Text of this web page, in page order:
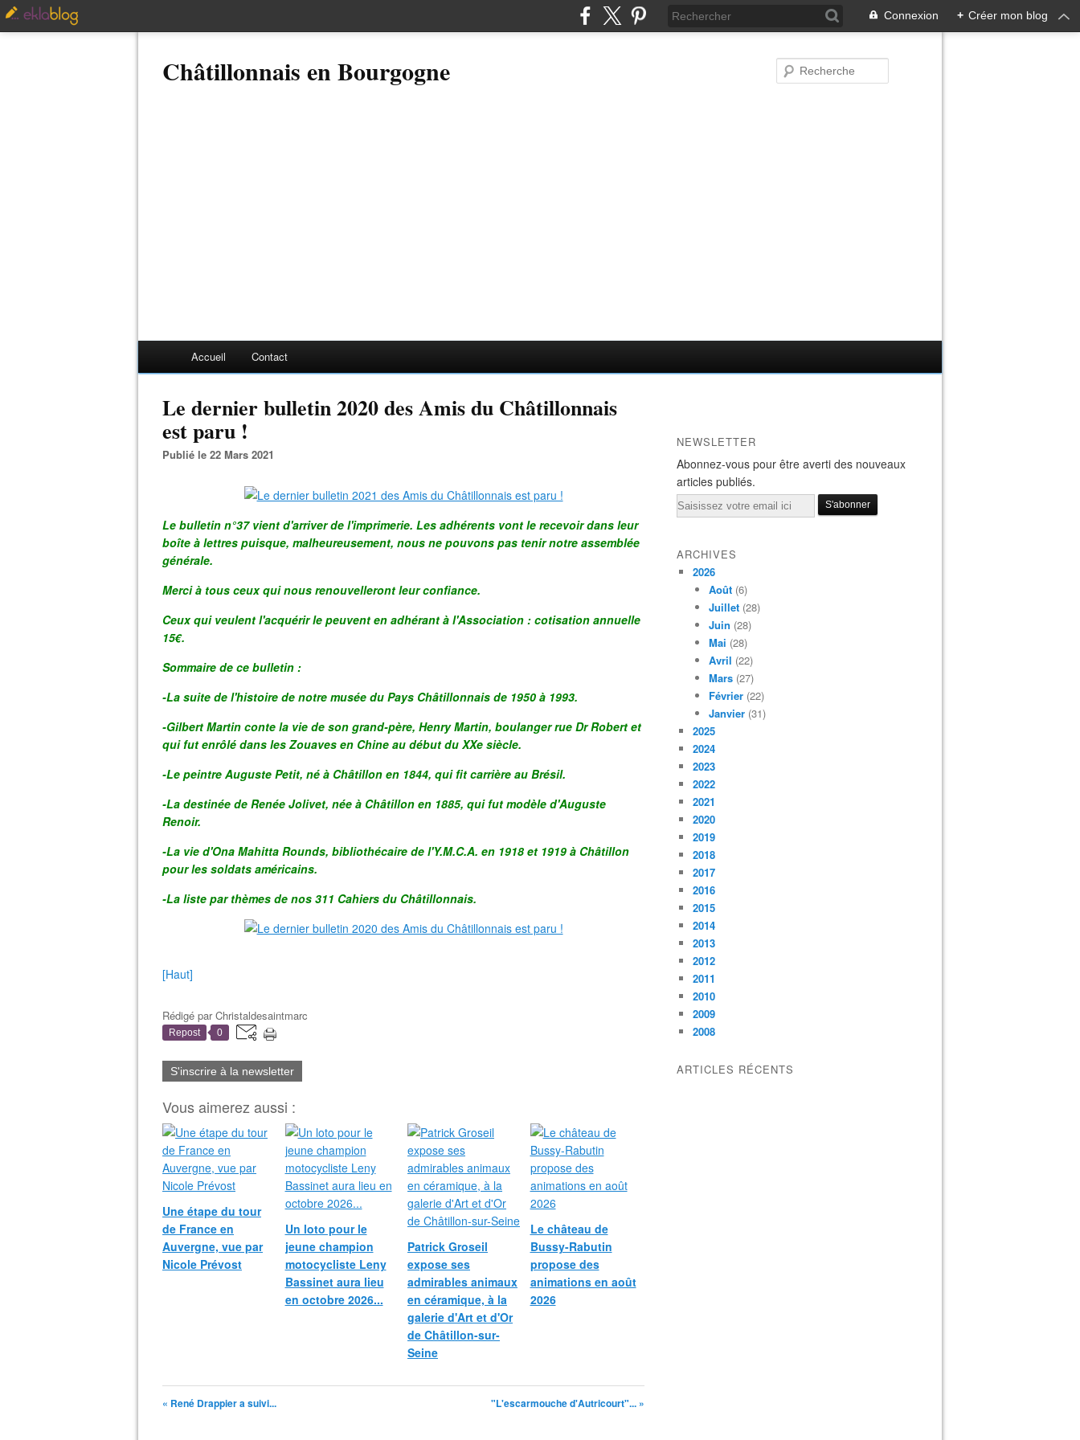
Connexion + Créer mon blog
Châtillonnais en Bourgogne
Accueil Contact
Le dernier bulletin 2020 des Amis du Châtillonnais
est paru !
Publié le 22 Mars 2021
Le bulletin n°37 vient d'arriver de l'imprimerie. Les adhérents vont le recevoir dans leur
boîte à lettres puisque, malheureusement, nous ne pouvons pas tenir notre assemblée
générale.
Merci à tous ceux qui nous renouvelleront leur confiance.
Ceux qui veulent l'acquérir le peuvent en adhérant à l'Association : cotisation annuelle
15€.
Sommaire de ce bulletin :
-La suite de l'histoire de notre musée du Pays Châtillonnais de 1950 à 1993.
-Gilbert Martin conte la vie de son grand-père, Henry Martin, boulanger rue Dr Robert et
qui fut enrôlé dans les Zouaves en Chine au début du XXe siècle.
-Le peintre Auguste Petit, né à Châtillon en 1844, qui fit carrière au Brésil.
-La destinée de Renée Jolivet, née à Châtillon en 1885, qui fut modèle d'Auguste
Renoir.
-La vie d'Ona Mahitta Rounds, bibliothécaire de l'Y.M.C.A. en 1918 et 1919 à Châtillon
pour les soldats américains.
-La liste par thèmes de nos 311 Cahiers du Châtillonnais.
[Haut]
Rédigé parChristaldesaintmarc
Repost 0
S'inscrire à la newsletter
Vous aimerez aussi :
Une étape du tour
de France en
Auvergne, vue par
Nicole Prévost
Un loto pour le
jeune champion
motocycliste Leny
Bassinet aura lieu
en octobre 2026...
Patrick Groseil
expose ses
admirables animaux
en céramique, à la
galerie d'Art et d'Or
de Châtillon-sur-
Seine
Le château de
Bussy-Rabutin
propose des
animations en août
2026
« René Drappier a suivi... "L'escarmouche d'Autricourt"... »
NEWSLETTER
Abonnez-vous pour être averti des nouveaux
articles publiés.
Email
ARCHIVES
2026
Août (6)
Juillet (28)
Juin (28)
Mai (28)
Avril (22)
Mars (27)
Février (22)
Janvier (31)
2025
2024
2023
2022
2021
2020
2019
2018
2017
2016
2015
2014
2013
2012
2011
2010
2009
2008
ARTICLES RÉCENTS